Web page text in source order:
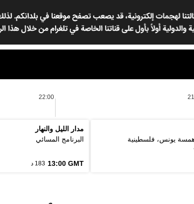
22:00
همسة يونس، فلسطينية
مدار الليل والنهار
البرنامج المسائي
13:00 GMT 183 د